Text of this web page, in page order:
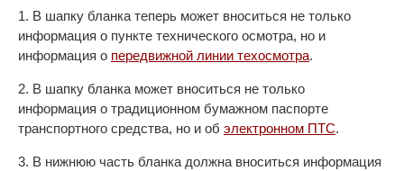
1. В шапку бланка теперь может вноситься не только
информация о пункте технического осмотра, но и
информация о передвижной линии техосмотра.
2. В шапку бланка может вноситься не только
информация о традиционном бумажном паспорте
транспортного средства, но и об электронном ПТС.
3. В нижнюю часть бланка должна вноситься информация